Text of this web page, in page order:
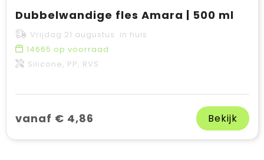
Dubbelwandige fles Amara | 500 ml
Vrijdag 21 augustus in huis
14665 op voorraad
Silicone, PP, RVS
vanaf € 4,86 Bekijk